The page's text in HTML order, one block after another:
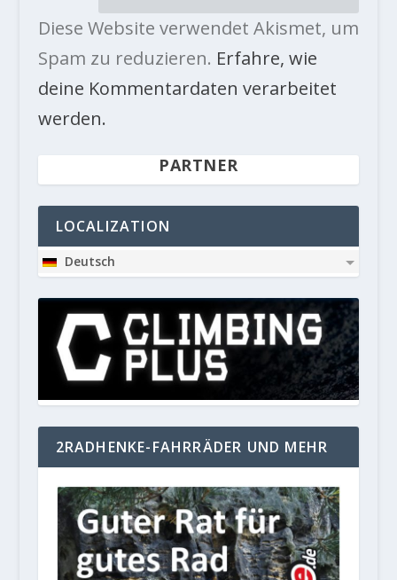
Diese Website verwendet Akismet, um
Spam zu reduzieren. Erfahre, wie
deine Kommentardaten verarbeitet
werden.
PARTNER
LOCALIZATION
Deutsch
2RADHENKE-FAHRRÄDER UND MEHR